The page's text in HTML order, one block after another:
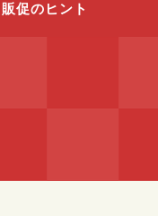
販促のヒント